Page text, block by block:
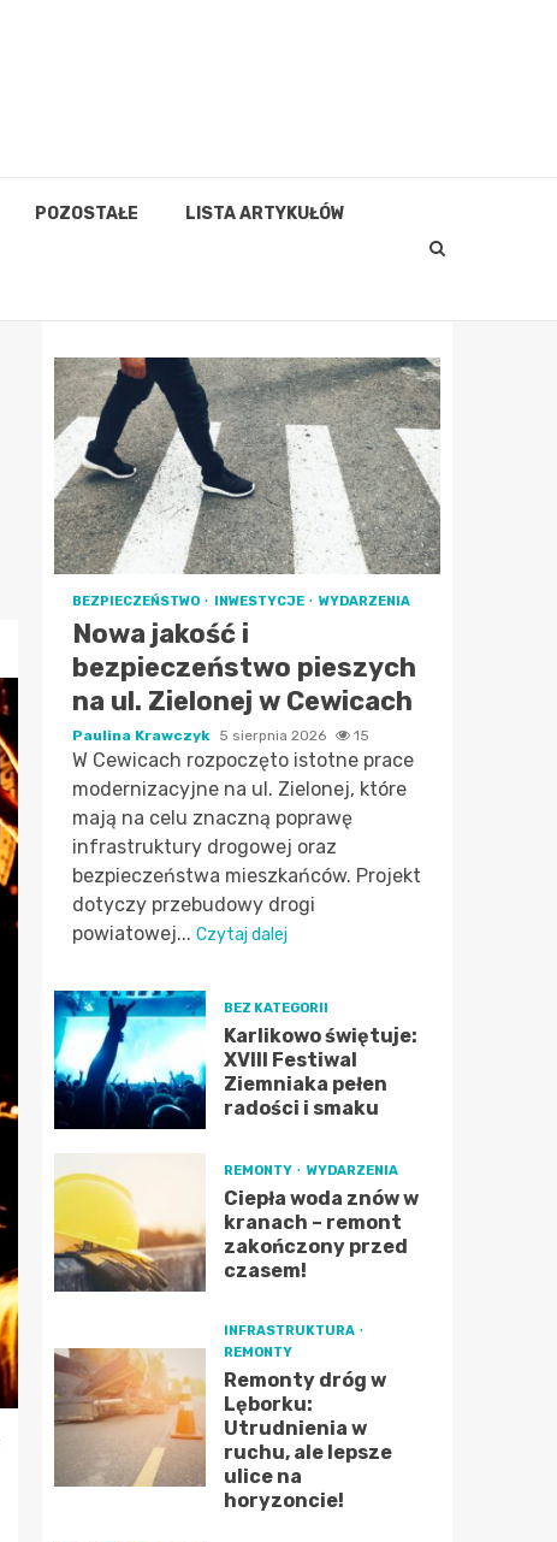
POZOSTAŁE LISTA ARTYKUŁÓW
BEZPIECZEŃSTWO INWESTYCJE WYDARZENIA
Nowa jakość i
bezpieczeństwo pieszych
na ul. Zielonej w Cewicach
Paulina Krawczyk 5 sierpnia 2026 15
W Cewicach rozpoczęto istotne prace
modernizacyjne na ul. Zielonej, które
mają na celu znaczną poprawę
infrastruktury drogowej oraz
bezpieczeństwa mieszkańców. Projekt
dotyczy przebudowy drogi
powiatowej... Czytaj dalej
BEZ KATEGORII
Karlikowo świętuje:
XVIII Festiwal
Ziemniaka pełen
radości i smaku
REMONTY WYDARZENIA
Ciepła woda znów w
kranach – remont
zakończony przed
czasem!
INFRASTRUKTURA
REMONTY
Remonty dróg w
Lęborku:
Utrudnienia w
ruchu, ale lepsze
ulice na
horyzoncie!